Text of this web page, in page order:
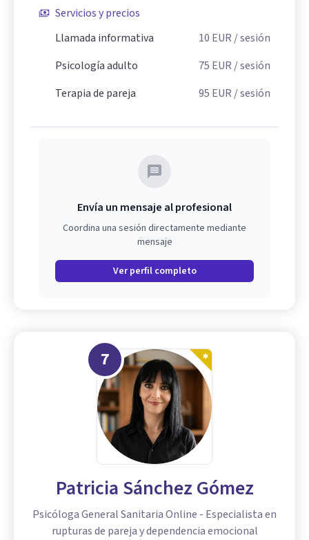
Servicios y precios
Llamada informativa
10 EUR / sesión
Psicología adulto
75 EUR / sesión
Terapia de pareja
95 EUR / sesión
Envía un mensaje al profesional
Coordina una sesión directamente mediante
mensaje
Ver perfil completo
7
Patricia Sánchez Gómez
Psicóloga General Sanitaria Online - Especialista en
rupturas de pareja y dependencia emocional